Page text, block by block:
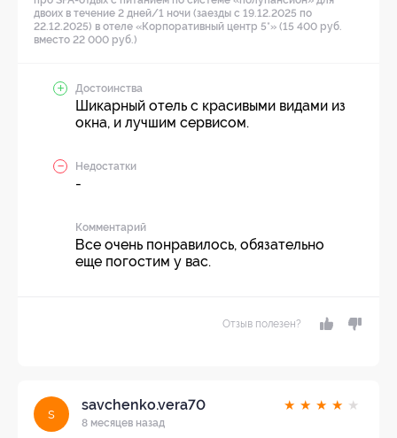
двоих в течение 2 дней/1 ночи (заезды с 19.12.2025 по
22.12.2025) в отеле «Корпоративный центр 5*» (15 400 руб.
вместо 22 000 руб.)
Достоинства
Шикарный отель с красивыми видами из
окна, и лучшим сервисом.
Недостатки
-
Комментарий
Все очень понравилось, обязательно
еще погостим у вас.
Отзыв полезен?
s
savchenko.vera70
8 месяцев назад
★ ★ ★ ★ ★